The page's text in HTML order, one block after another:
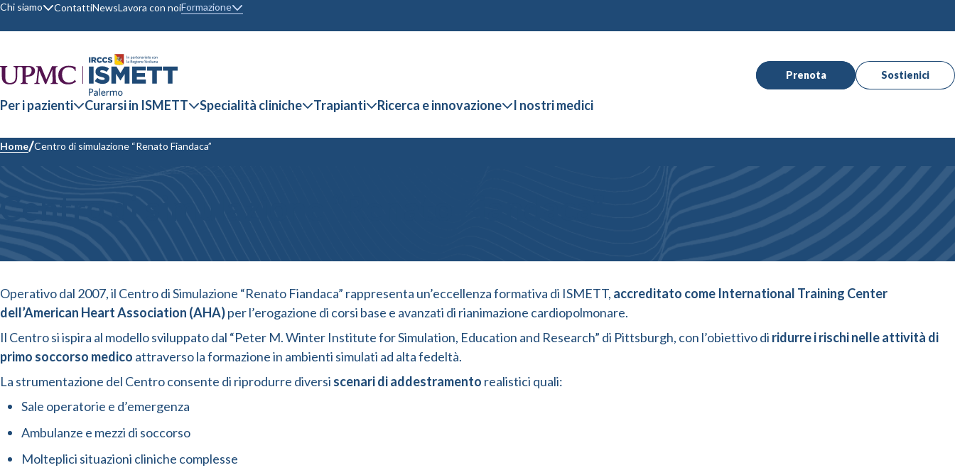
Chi siamo ContattiNewsLavora con noiFormazione
Prenota Sostienici
Per i pazienti Curarsi in ISMETT Specialità cliniche Trapianti Ricerca e innovazione I nostri medici
Home Centro di simulazione “Renato Fiandaca”
Operativo dal 2007, il Centro di Simulazione “Renato Fiandaca” rappresenta un’eccellenza formativa di ISMETT, accreditato come International Training Center
dell’American Heart Association (AHA)per l’erogazione di corsi base e avanzati di rianimazione cardiopolmonare.
Il Centro si ispira al modello sviluppato dal “Peter M. Winter Institute for Simulation, Education and Research” di Pittsburgh, con l’obiettivo di ridurre i rischi nelle attività di
primo soccorso medico attraverso la formazione in ambienti simulati ad alta fedeltà.
La strumentazione del Centro consente di riprodurre diversi scenari di addestramento realistici quali:
Sale operatorie e d’emergenza
Ambulanze e mezzi di soccorso
Molteplici situazioni cliniche complesse